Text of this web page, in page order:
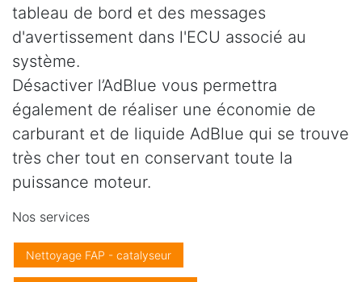
tableau de bord et des messages
d'avertissement dans l'ECU associé au
système.
Désactiver l’AdBlue vous permettra
également de réaliser une économie de
carburant et de liquide AdBlue qui se trouve
très cher tout en conservant toute la
puissance moteur.
Nos services
Nettoyage FAP - catalyseur